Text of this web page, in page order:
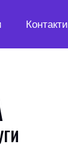
Контакти